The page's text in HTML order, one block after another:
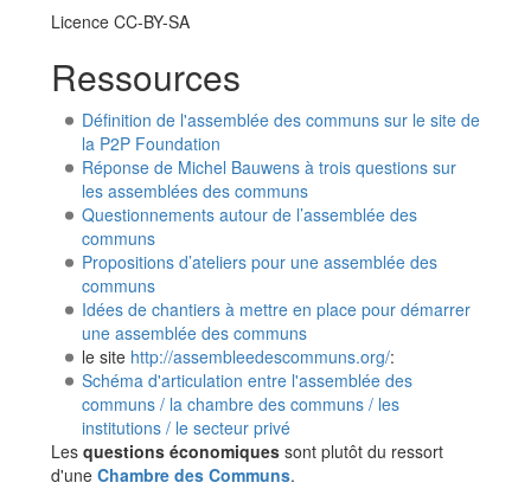
Licence CC-BY-SA
Ressources
Définition de l'assemblée des communs sur le site de
la P2P Foundation
Réponse de Michel Bauwens à trois questions sur
les assemblées des communs
Questionnements autour de l’assemblée des
communs
Propositions d’ateliers pour une assemblée des
communs
Idées de chantiers à mettre en place pour démarrer
une assemblée des communs
le site http://assembleedescommuns.org/:
Schéma d'articulation entre l'assemblée des
communs / la chambre des communs / les
institutions / le secteur privé
Les questions économiques sont plutôt du ressort
d'une Chambre des Communs.